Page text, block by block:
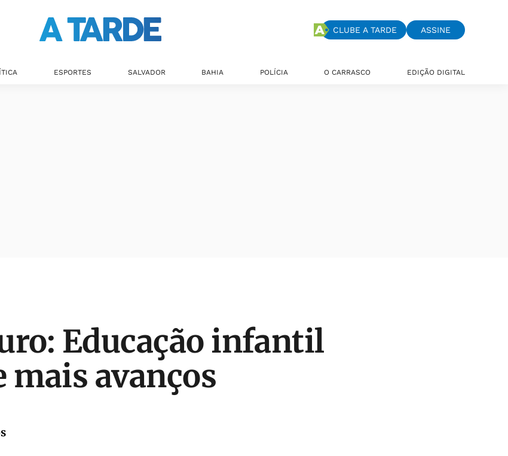
CLUBE A TARDE ASSINE
ESPORTES SALVADOR BAHIA POLÍCIA O CARRASCO EDIÇÃO DIGITAL
Educação infantil
mais avanços